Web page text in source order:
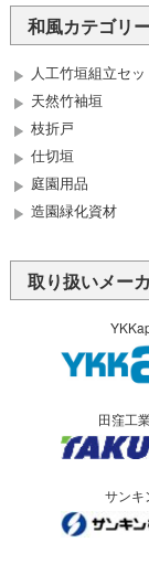
和風カテゴリ
人工竹垣組立セッ
天然竹袖垣
枝折戸
仕切垣
庭園用品
造園緑化資材
取り扱いメー
田窪工
サンキ